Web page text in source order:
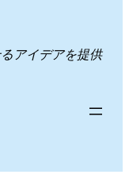
アイデアを提供